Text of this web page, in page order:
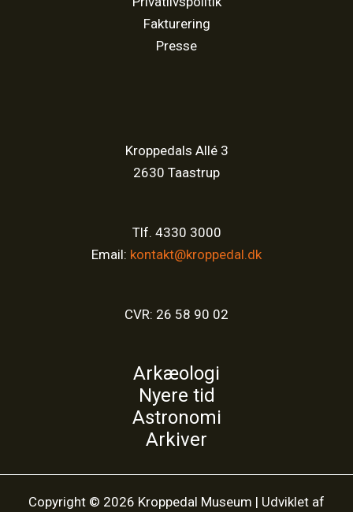
Fakturering
Presse
Kroppedals Allé 3
2630 Taastrup
Tlf. 4330 3000
Email: kontakt@kroppedal.dk
CVR: 26 58 90 02
Arkæologi
Nyere tid
Astronomi
Arkiver
Copyright © 2026 Kroppedal Museum | Udviklet af